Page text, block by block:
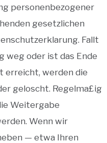
personenbezogener
gesetzlichen
Fallt
weg oder ist das Ende
erreicht, werden die
geloscht. Regelma£ig
Weitergabe
Wenn wir
— etwa Ihren